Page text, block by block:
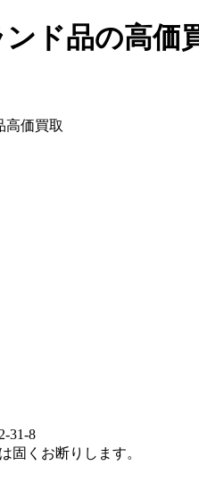
ド品の高価
31-8
固くお断りします。